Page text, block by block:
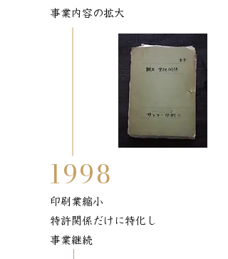
印刷業縮小
​特許関係だけに特化し
事業継続
事業内容の拡大
1998